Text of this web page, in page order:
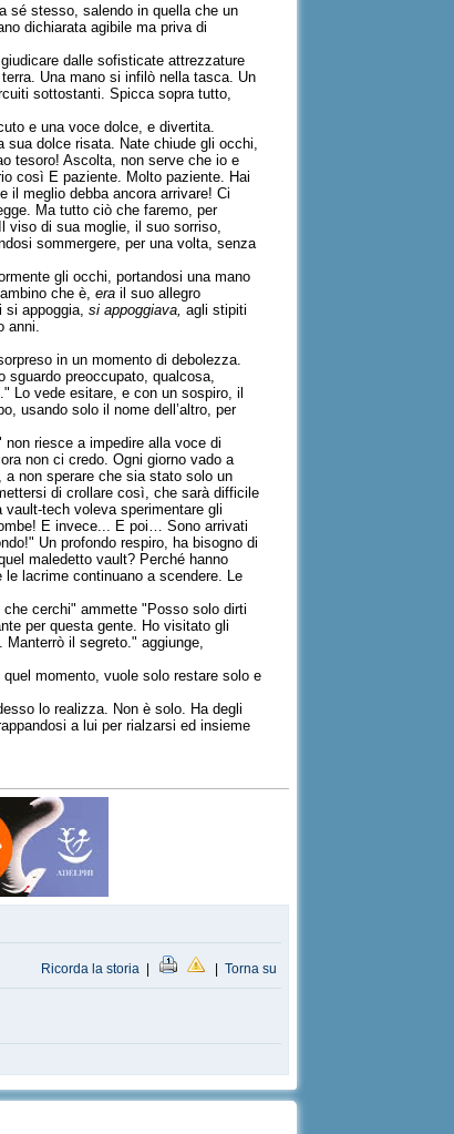
sé stesso, salendo in quella che un
dichiarata agibile ma priva di
dalle sofisticate attrezzature
Una mano si infilò nella tasca. Un
sottostanti. Spicca sopra tutto,
e una voce dolce, e divertita.
dolce risata. Nate chiude gli occhi,
tesoro! Ascolta, non serve che io e
così E paziente. Molto paziente. Hai
meglio debba ancora arrivare! Ci
Ma tutto ciò che faremo, per
viso di sua moglie, il suo sorriso,
sommergere, per una volta, senza
gli occhi, portandosi una mano
che è,era il suo allegro
si appoggia,si appoggiava, agli stipiti
anni.
in un momento di debolezza.
preoccupato, qualcosa,
Lo vede esitare, e con un sospiro, il
usando solo il nome dell’altro, per
riesce a impedire alla voce di
non ci credo. Ogni giorno vado a
non sperare che sia stato solo un
di crollare così, che sarà difficile
tech voleva sperimentare gli
E invece... E poi… Sono arrivati
Un profondo respiro, ha bisogno di
maledetto vault? Perché hanno
lacrime continuano a scendere. Le
cerchi" ammette "Posso solo dirti
per questa gente. Ho visitato gli
il segreto." aggiunge,
momento, vuole solo restare solo e
lo realizza. Non è solo. Ha degli
a lui per rialzarsi ed insieme
Ricorda la storia | |Torna su